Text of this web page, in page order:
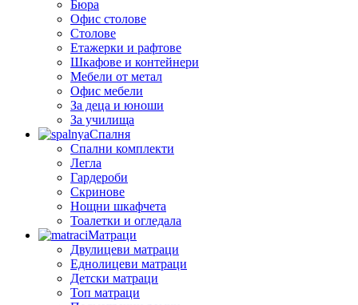
Бюра
Офис столове
Столове
Етажерки и рафтове
Шкафове и контейнери
Мебели от метал
Офис мебели
За деца и юноши
За училища
Спалня
Спални комплекти
Легла
Гардероби
Скринове
Нощни шкафчета
Тоалетки и огледала
Матраци
Двулицеви матраци
Еднолицеви матраци
Детски матраци
Топ матраци